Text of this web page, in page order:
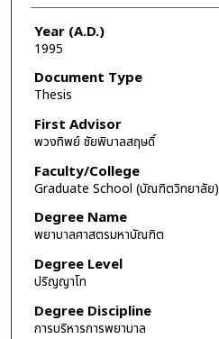
Year (A.D.)
1995
Document Type
Thesis
First Advisor
พวงทิพย์ ชัยพิบาลสฤษดิ์
Faculty/College
Graduate School (บัณฑิตวิทยาลัย)
Degree Name
พยาบาลศาสตรมหาบัณฑิต
Degree Level
ปริญญาโท
Degree Discipline
การบริหารการพยาบาล